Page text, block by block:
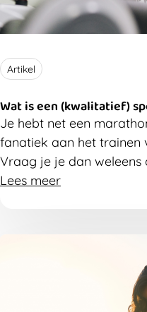
Artikel
Wat is een (kwalitatief)
Je hebt net een
fanatiek aan het trainen
Vraag je je dan weleens
mijn lichaam geschikt is
Lees meer